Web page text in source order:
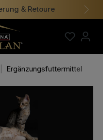
& Retoure
Ergänzungsfuttermittel